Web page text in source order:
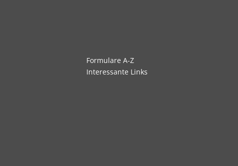
Navigation
überspringen
Formulare A-Z
Interessante Links